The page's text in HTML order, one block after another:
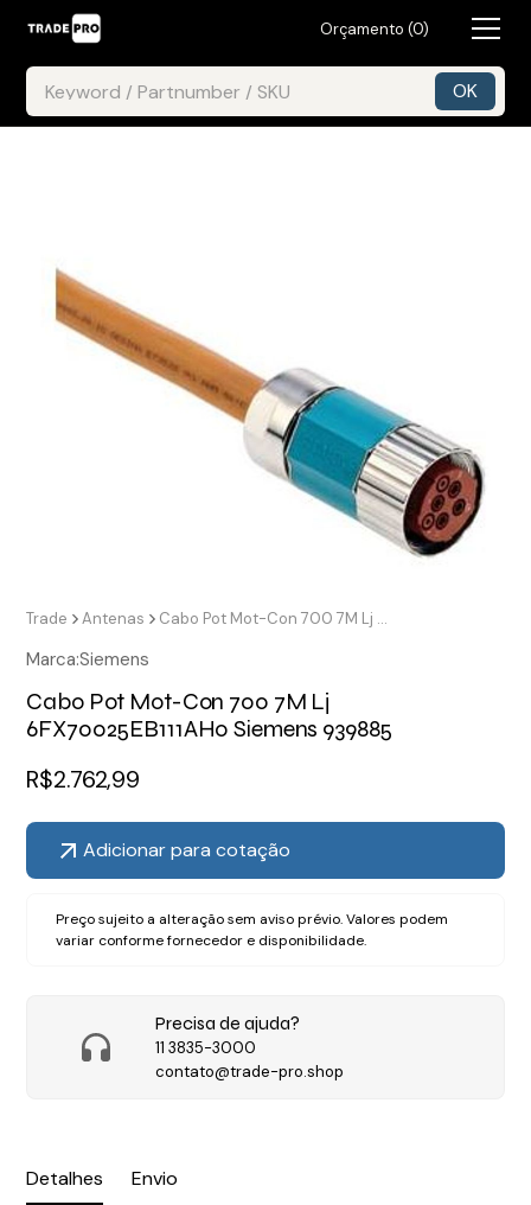
Orçamento (0)
Detalhes Envio
Trade Antenas Cabo Pot Mot-Con 700 7M Lj 6FX70025EB111AH0 Siemens 939885
Marca:Siemens
Cabo Pot Mot-Con 700 7M Lj
6FX70025EB111AH0 Siemens 939885
R$2.762,99
Adicionar para cotação
Preço sujeito a alteração sem aviso prévio. Valores podem
variar conforme fornecedor e disponibilidade.
Precisa de ajuda?
11 3835-3000
contato@trade-pro.shop